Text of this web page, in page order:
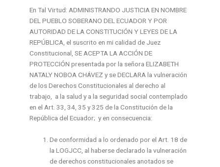
En Tal Virtud: ADMINISTRANDO JUSTICIA EN NOMBRE
DEL PUEBLO SOBERANO DEL ECUADOR Y POR
AUTORIDAD DE LA CONSTITUCIÓN Y LEYES DE LA
REPÚBLICA, el suscrito en mi calidad de Juez
Constitucional, SE ACEPTA LA ACCIÓN DE
PROTECCIÓN presentada por la señora ELIZABETH
NATALY NOBOA CHÁVEZ y se DECLARA la vulneración
de los Derechos Constitucionales al derecho al
trabajo, a la salud y a la seguridad social contemplado
en el Art. 33, 34, 35 y 325 de la Constitución de la
República del Ecuador; y en consecuencia:
De conformidad a lo ordenado por el Art. 18 de
la LOGJCC, al haberse declarado la vulneración
de derechos constitucionales anotados se